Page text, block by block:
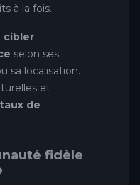
à la fois.
cibler
selon ses
sa localisation.
et
taux de
fidèle